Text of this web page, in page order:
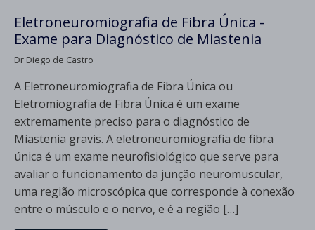
Eletroneuromiografia de Fibra Única -
Exame para Diagnóstico de Miastenia
Dr Diego de Castro
A Eletroneuromiografia de Fibra Única ou
Eletromiografia de Fibra Única é um exame
extremamente preciso para o diagnóstico de
Miastenia gravis. A eletroneuromiografia de fibra
única é um exame neurofisiológico que serve para
avaliar o funcionamento da junção neuromuscular,
uma região microscópica que corresponde à conexão
entre o músculo e o nervo, e é a região […]